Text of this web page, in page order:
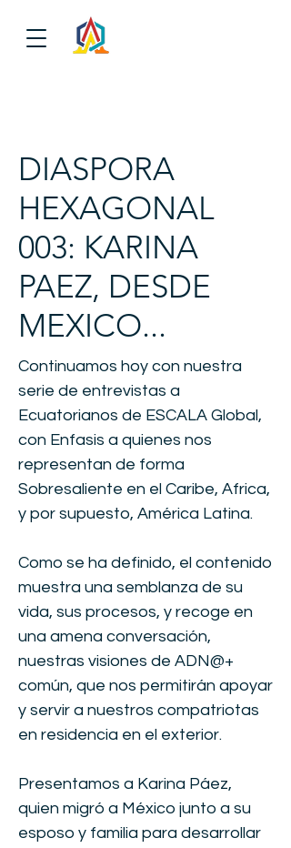
DIASPORA
HEXAGONAL
003: KARINA
PAEZ, DESDE
MEXICO...
Continuamos hoy con nuestra
serie de entrevistas a
Ecuatorianos de ESCALA Global,
con Enfasis a quienes nos
representan de forma
Sobresaliente en el Caribe, Africa,
y por supuesto, América Latina.
Como se ha definido, el contenido
muestra una semblanza de su
vida, sus procesos, y recoge en
una amena conversación,
nuestras visiones de ADN@+
común, que nos permitirán apoyar
y servir a nuestros compatriotas
en residencia en el exterior.
Presentamos a Karina Páez,
quien migró a México junto a su
esposo y familia para desarrollar